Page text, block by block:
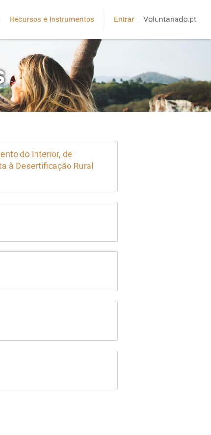
Recursos e Instrumentos Entrar Voluntariado.pt
do Interior, de
à Desertificação Rural